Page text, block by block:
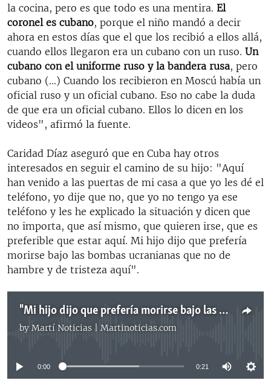
la cocina, pero es que todo es una mentira. El
coronel es cubano, porque el niño mandó a decir
ahora en estos días que el que los recibió a ellos allá,
cuando ellos llegaron era un cubano con un ruso. Un
cubano con el uniforme ruso y la bandera rusa, pero
cubano (...) Cuando los recibieron en Moscú había un
oficial ruso y un oficial cubano. Eso no cabe la duda
de que era un oficial cubano. Ellos lo dicen en los
videos", afirmó la fuente.
Caridad Díaz aseguró que en Cuba hay otros
interesados en seguir el camino de su hijo: "Aquí
han venido a las puertas de mi casa a que yo les dé el
teléfono, yo dije que no, que yo no tengo ya ese
teléfono y les he explicado la situación y dicen que
no importa, que así mismo, que quieren irse, que es
preferible que estar aquí. Mi hijo dijo que prefería
morirse bajo las bombas ucranianas que no de
hambre y de tristeza aquí".
"Mi hijo dijo que prefería morirse bajo las bombas ucranianas que no de hambre y de tristeza aquí"
by Martí Noticias | Martinoticias.com
No media source currently available
0:00 0:21